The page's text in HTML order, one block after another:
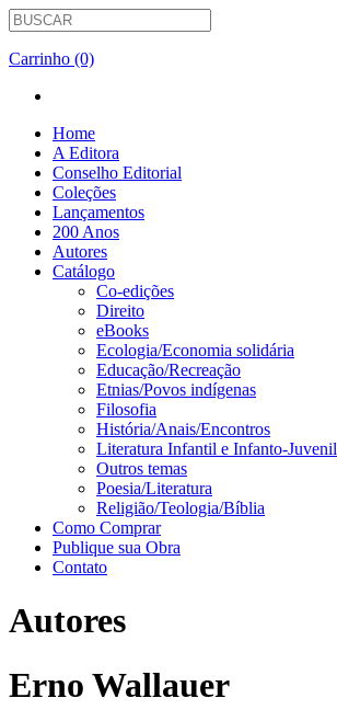
Carrinho (0)
Home
A Editora
Conselho Editorial
Coleções
Lançamentos
200 Anos
Autores
Catálogo
Co-edições
Direito
eBooks
Ecologia/Economia solidária
Educação/Recreação
Etnias/Povos indígenas
Filosofia
História/Anais/Encontros
Literatura Infantil e Infanto-Juvenil
Outros temas
Poesia/Literatura
Religião/Teologia/Bíblia
Como Comprar
Publique sua Obra
Contato
Autores
Erno Wallauer